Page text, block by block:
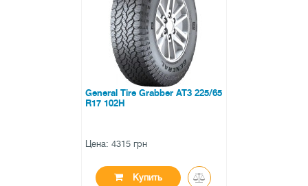
0 отзывов
General Tire Grabber AT3 225/65
R17 102H
Цена: 4315 грн
Купить